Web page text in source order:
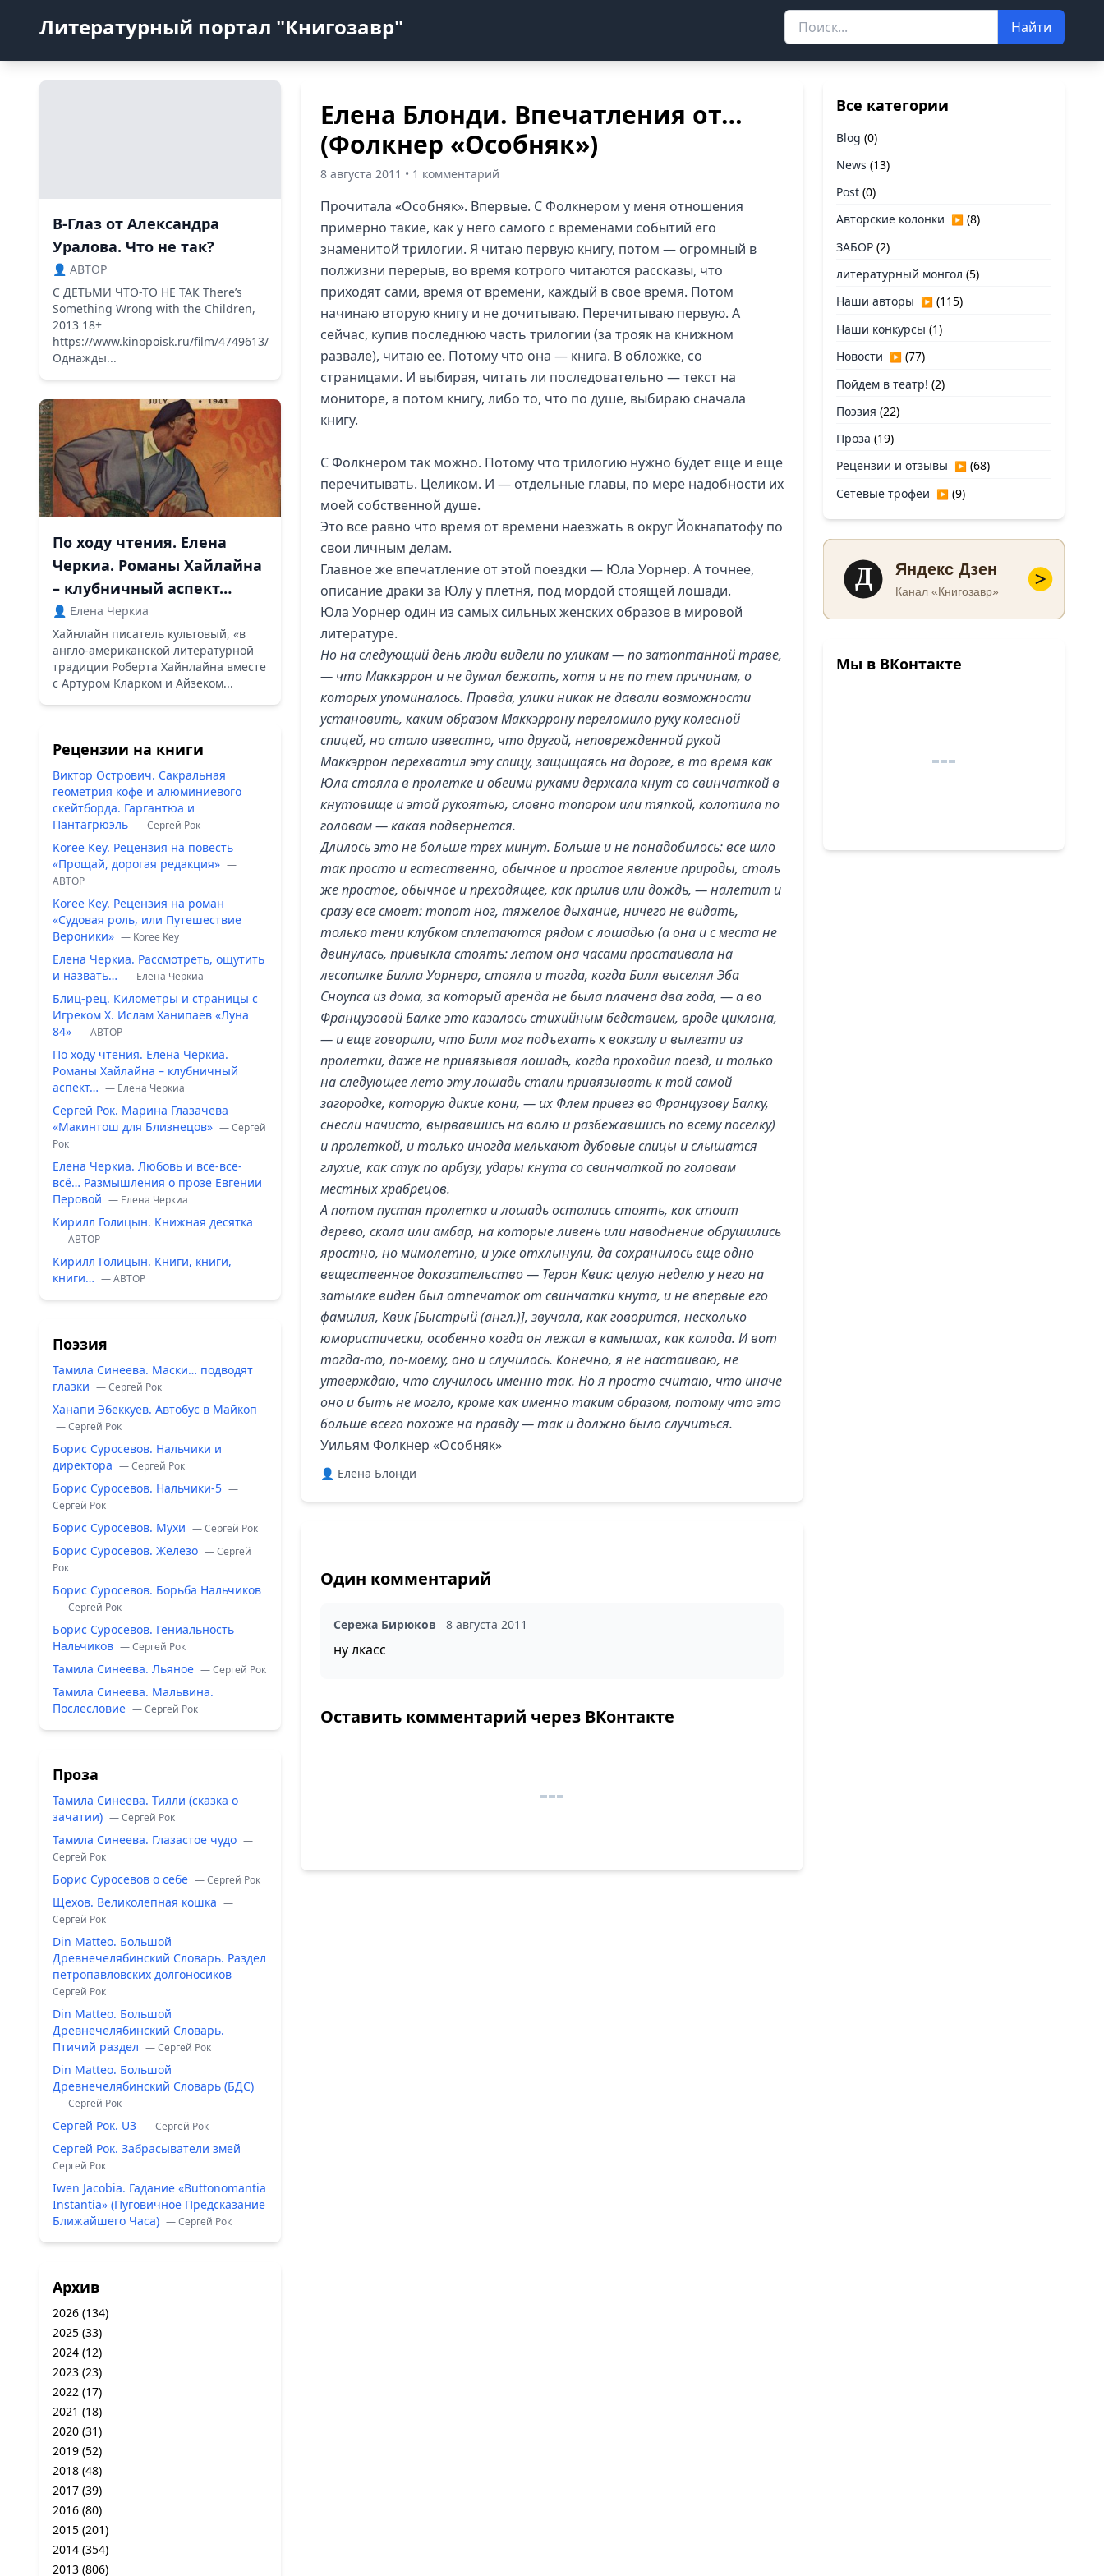
Литературный портал "Книгозавр" Найти
В-Глаз от Александра
Уралова. Что не так?
👤 ABTOP
С ДЕТЬМИ ЧТО-ТО НЕ ТАК There’s
Something Wrong with the Children,
2013 18+
https://www.kinopoisk.ru/film/4749613/
Однажды...
По ходу чтения. Елена
Черкиа. Романы Хайлайна
– клубничный аспект…
👤 Елена Черкиа
Хайнлайн писатель культовый, «в
англо-американской литературной
традиции Роберта Хайнлайна вместе
с Артуром Кларком и Айзеком...
Рецензии на книги
Виктор Острович. Сакральная
геометрия кофе и алюминиевого
скейтборда. Гаргантюа и
Пантагрюэль — Сергей Рок
Koree Key. Рецензия на повесть
«Прощай, дорогая редакция» —
ABTOP
Koree Key. Рецензия на роман
«Судовая роль, или Путешествие
Вероники» — Koree Key
Елена Черкиа. Рассмотреть, ощутить
и назвать… — Елена Черкиа
Блиц-рец. Километры и страницы с
Игреком Х. Ислам Ханипаев «Луна
84» — ABTOP
По ходу чтения. Елена Черкиа.
Романы Хайлайна – клубничный
аспект… — Елена Черкиа
Сергей Рок. Марина Глазачева
«Макинтош для Близнецов» — Сергей
Рок
Елена Черкиа. Любовь и всё-всё-
всё… Размышления о прозе Евгении
Перовой — Елена Черкиа
Кирилл Голицын. Книжная десятка
— ABTOP
Кирилл Голицын. Книги, книги,
книги… — ABTOP
Поэзия
Тамила Синеева. Маски… подводят
глазки — Сергей Рок
Ханапи Эбеккуев. Автобус в Майкоп
— Сергей Рок
Борис Суросевов. Нальчики и
директора — Сергей Рок
Борис Суросевов. Нальчики-5 —
Сергей Рок
Борис Суросевов. Мухи — Сергей Рок
Борис Суросевов. Железо — Сергей
Рок
Борис Суросевов. Борьба Нальчиков
— Сергей Рок
Борис Суросевов. Гениальность
Нальчиков — Сергей Рок
Тамила Синеева. Льяное — Сергей Рок
Тамила Синеева. Мальвина.
Послесловие — Сергей Рок
Проза
Тамила Синеева. Тилли (сказка о
зачатии) — Сергей Рок
Тамила Синеева. Глазастое чудо —
Сергей Рок
Борис Суросевов о себе — Сергей Рок
Щехов. Великолепная кошка —
Сергей Рок
Din Matteo. Большой
Древнечелябинский Словарь. Раздел
петропавловских долгоносиков —
Сергей Рок
Din Matteo. Большой
Древнечелябинский Словарь.
Птичий раздел — Сергей Рок
Din Matteo. Большой
Древнечелябинский Словарь (БДС)
— Сергей Рок
Сергей Рок. U3 — Сергей Рок
Сергей Рок. Забрасыватели змей —
Сергей Рок
Iwen Jacobia. Гадание «Buttonomantia
Instantia» (Пуговичное Предсказание
Ближайшего Часа) — Сергей Рок
Архив
2026 (134)
2025 (33)
2024 (12)
2023 (23)
2022 (17)
2021 (18)
2020 (31)
2019 (52)
2018 (48)
2017 (39)
2016 (80)
2015 (201)
2014 (354)
2013 (806)
Елена Блонди. Впечатления от…
(Фолкнер «Особняк»)
8 августа 2011 • 1 комментарий
Прочитала «Особняк». Впервые. С Фолкнером у меня отношения
примерно такие, как у него самого с временами событий его
знаменитой трилогии. Я читаю первую книгу, потом — огромный в
полжизни перерыв, во время котрого читаются рассказы, что
приходят сами, время от времени, каждый в свое время. Потом
начинаю вторую книгу и не дочитываю. Перечитываю первую. А
сейчас, купив последнюю часть трилогии (за трояк на книжном
развале), читаю ее. Потому что она — книга. В обложке, со
страницами. И выбирая, читать ли последовательно — текст на
мониторе, а потом книгу, либо то, что по душе, выбираю сначала
книгу.
С Фолкнером так можно. Потому что трилогию нужно будет еще и еще
перечитывать. Целиком. И — отдельные главы, по мере надобности их
моей собственной душе.
Это все равно что время от времени наезжать в округ Йокнапатофу по
свои личным делам.
Главное же впечатление от этой поездки — Юла Уорнер. А точнее,
описание драки за Юлу у плетня, под мордой стоящей лошади.
Юла Уорнер один из самых сильных женских образов в мировой
литературе.
Но на следующий день люди видели по уликам — по затоптанной траве,
— что Маккэррон и не думал бежать, хотя и не по тем причинам, о
которых упоминалось. Правда, улики никак не давали возможности
установить, каким образом Маккэррону переломило руку колесной
спицей, но стало известно, что другой, неповрежденной рукой
Маккэррон перехватил эту спицу, защищаясь на дороге, в то время как
Юла стояла в пролетке и обеими руками держала кнут со свинчаткой в
кнутовище и этой рукоятью, словно топором или тяпкой, колотила по
головам — какая подвернется.
Длилось это не больше трех минут. Больше и не понадобилось: все шло
так просто и естественно, обычное и простое явление природы, столь
же простое, обычное и преходящее, как прилив или дождь, — налетит и
сразу все смоет: топот ног, тяжелое дыхание, ничего не видать,
только тени клубком сплетаются рядом с лошадью (а она и с места не
двинулась, привыкла стоять: летом она часами простаивала на
лесопилке Билла Уорнера, стояла и тогда, когда Билл выселял Эба
Сноупса из дома, за который аренда не была плачена два года, — а во
Французовой Балке это казалось стихийным бедствием, вроде циклона,
— и еще говорили, что Билл мог подъехать к вокзалу и вылезти из
пролетки, даже не привязывая лошадь, когда проходил поезд, и только
на следующее лето эту лошадь стали привязывать к той самой
загородке, которую дикие кони, — их Флем привез во Французову Балку,
снесли начисто, вырвавшись на волю и разбежавшись по всему поселку)
и пролеткой, и только иногда мелькают дубовые спицы и слышатся
глухие, как стук по арбузу, удары кнута со свинчаткой по головам
местных храбрецов.
А потом пустая пролетка и лошадь остались стоять, как стоит
дерево, скала или амбар, на которые ливень или наводнение обрушились
яростно, но мимолетно, и уже отхлынули, да сохранилось еще одно
вещественное доказательство — Терон Квик: целую неделю у него на
затылке виден был отпечаток от свинчатки кнута, и не впервые его
фамилия, Квик [Быстрый (англ.)], звучала, как говорится, несколько
юмористически, особенно когда он лежал в камышах, как колода. И вот
тогда-то, по-моему, оно и случилось. Конечно, я не настаиваю, не
утверждаю, что случилось именно так. Но я просто считаю, что иначе
оно и быть не могло, кроме как именно таким образом, потому что это
больше всего похоже на правду — так и должно было случиться.
Уильям Фолкнер «Особняк»
👤 Елена Блонди
Один комментарий
Сережа Бирюков 8 августа 2011
ну лкасс
Оставить комментарий через ВКонтакте
Все категории
Blog (0)
News (13)
Post (0)
Авторские колонки ▶ (8)
ЗАБОР (2)
литературный монгол (5)
Наши авторы ▶ (115)
Наши конкурсы (1)
Новости ▶ (77)
Пойдем в театр! (2)
Поэзия (22)
Проза (19)
Рецензии и отзывы ▶ (68)
Сетевые трофеи ▶ (9)
Д Яндекс Дзен
Канал «Книгозавр»
Мы в ВКонтакте